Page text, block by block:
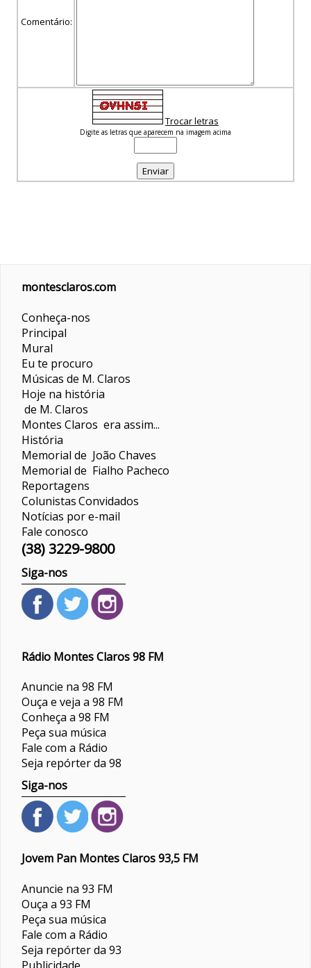
Comentário:
Trocar letras
Digite as letras que aparecem na imagem acima
montesclaros.com
Conheça-nos
Principal
Mural
Eu te procuro
Músicas de M. Claros
Hoje na história
de M. Claros
Montes Claros era assim...
História
Memorial de João Chaves
Memorial de Fialho Pacheco
Reportagens
ColunistasConvidados
Notícias por e-mail
Fale conosco
(38) 3229-9800
Siga-nos
Rádio Montes Claros 98 FM
Anuncie na 98 FM
Ouça e veja a 98 FM
Conheça a 98 FM
Peça sua música
Fale com a Rádio
Seja repórter da 98
Siga-nos
Jovem Pan Montes Claros 93,5 FM
Anuncie na 93 FM
Ouça a 93 FM
Peça sua música
Fale com a Rádio
Seja repórter da 93
Publicidade